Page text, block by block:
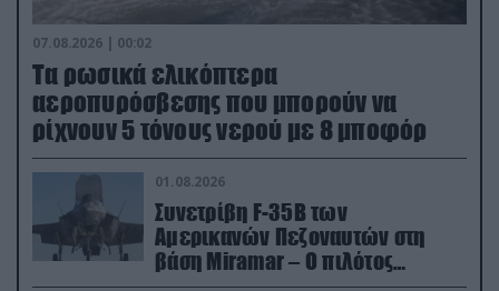
07.08.2026 | 00:02
Τα ρωσικά ελικόπτερα
αεροπυρόσβεσης που μπορούν να
ρίχνουν 5 τόνους νερού με 8 μποφόρ
01.08.2026
Συνετρίβη F-35B των
Αμερικανών Πεζοναυτών στη
βάση Miramar – Ο πιλότος
εκτινάχθηκε εγκαίρως